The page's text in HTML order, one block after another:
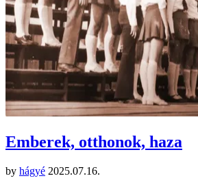
Emberek, otthonok, haza
by hágyé 2025.07.16.